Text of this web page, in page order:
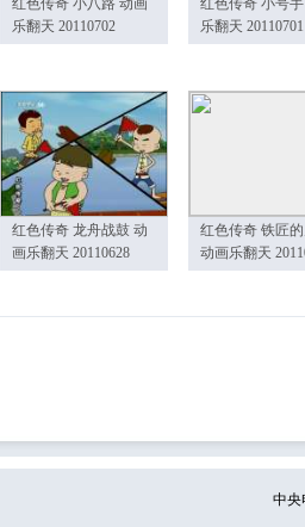
红色传奇 小八路 动画
乐翻天 20110702
红色传奇 小号
乐翻天 20110701
红色传奇 龙舟战鼓 动
画乐翻天 20110628
红色传奇 铁匠
动画乐翻天
中央